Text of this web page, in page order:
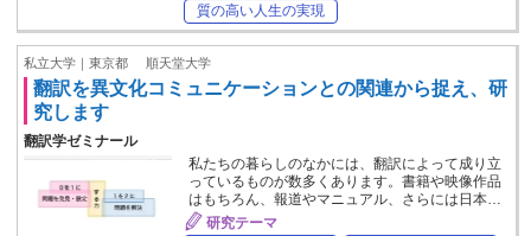
質の高い人生の実現
私立大学｜東京都 順天堂大学
翻訳を異文化コミュニケーションとの関連から捉え、研
究します
翻訳学ゼミナール
私たちの暮らしのなかには、翻訳によって成り立
っているものが数多くあります。書籍や映像作品
はもちろん、報道やマニュアル、さらには日本…
研究テーマ